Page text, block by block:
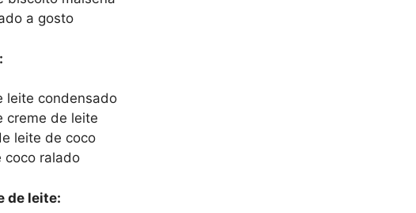
a gosto
leite condensado
creme de leite
leite de coco
coco ralado
de leite: